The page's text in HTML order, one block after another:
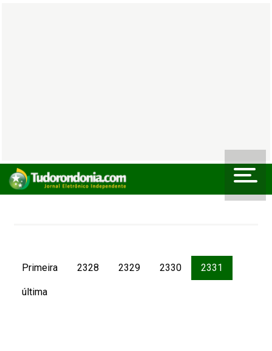
Primeira 2328 2329 2330 2331
última